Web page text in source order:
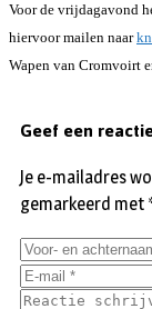
Voor de vrijdagavond
hiervoor mailen naar
Wapen van Cromvoirt
Geef een
Je e-mailadres
gemarkeerd met